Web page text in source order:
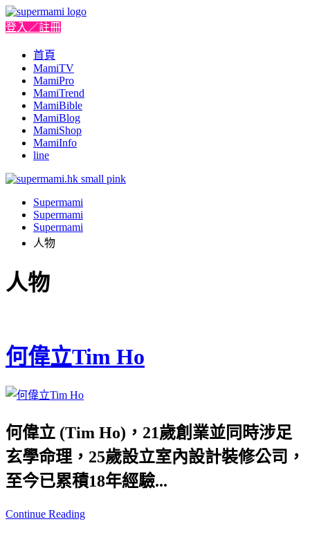
登入／註冊
首頁
MamiTV
MamiPro
MamiTrend
MamiBible
MamiBlog
MamiShop
MamiInfo
line
Supermami
Supermami
Supermami
人物
人物
何偉立Tim Ho
何偉立 (Tim Ho)，21歲創業並同時涉足
玄學命理，25歲設立室內設計裝修公司，
至今已累積18年經驗...
Continue Reading